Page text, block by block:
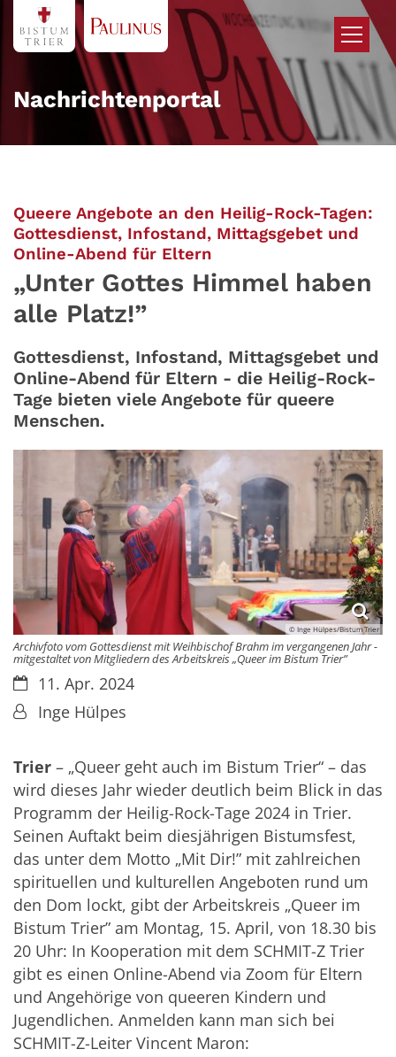
Zum Inhalt springen
Nachrichtenportal
Queere Angebote an den Heilig-Rock-Tagen:
Gottesdienst, Infostand, Mittagsgebet und
Online-Abend für Eltern
„Unter Gottes Himmel haben
alle Platz!”
Gottesdienst, Infostand, Mittagsgebet und
Online-Abend für Eltern - die Heilig-Rock-
Tage bieten viele Angebote für queere
Menschen.
© Inge Hülpes/Bistum Trier
Archivfoto vom Gottesdienst mit Weihbischof Brahm im vergangenen Jahr -
mitgestaltet von Mitgliedern des Arbeitskreis „Queer im Bistum Trier”
Datum:11. Apr. 2024
Von:Inge Hülpes
Trier – „Queer geht auch im Bistum Trier“ – das
wird dieses Jahr wieder deutlich beim Blick in das
Programm der Heilig-Rock-Tage 2024 in Trier.
Seinen Auftakt beim diesjährigen Bistumsfest,
das unter dem Motto „Mit Dir!” mit zahlreichen
spirituellen und kulturellen Angeboten rund um
den Dom lockt, gibt der Arbeitskreis „Queer im
Bistum Trier” am Montag, 15. April, von 18.30 bis
20 Uhr: In Kooperation mit dem SCHMIT-Z Trier
gibt es einen Online-Abend via Zoom für Eltern
und Angehörige von queeren Kindern und
Jugendlichen. Anmelden kann man sich bei
SCHMIT-Z-Leiter Vincent Maron: